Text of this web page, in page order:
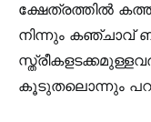
ക്ഷേത്രത്തിൽ
നിന്നും കഞ്ചാവ്
കൂടുതലൊന്നും